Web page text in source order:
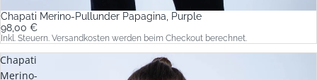
Chapati Merino-Pullunder Papagina, Purple
98,00 €
Inkl. Steuern. Versandkosten werden beim Checkout berechnet.
Chapati
Merino-